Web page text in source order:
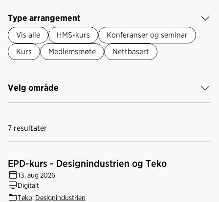
Type arrangement
Vis alle HMS-kurs
Konferanser og seminar
Kurs
Medlemsmøte Nettbasert
Velg område
7 resultater
EPD-kurs - Designindustrien og Teko
13. aug 2026
Digitalt
Teko, Designindustrien